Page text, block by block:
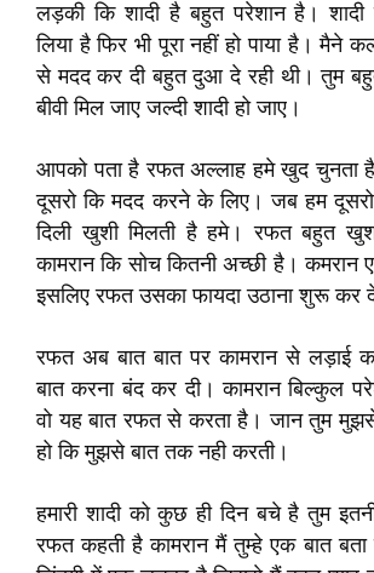
लड़की कि शादी है बहुत परेशान है।
लिया है फिर भी पूरा नहीं हो पाया है। मैने
से मदद कर दी बहुत दुआ दे रही थी। तुम
बीवी मिल जाए जल्दी शादी हो जाए।
आपको पता है रफत अल्लाह हमे खुद चुनता
दूसरो कि मदद करने के लिए। जब हम
दिली खुशी मिलती है हमे। रफत बहुत
कामरान कि सोच कितनी अच्छी है। कमरान
इसलिए रफत उसका फायदा उठाना शुरू कर
रफत अब बात बात पर कामरान से लड़ाई
बात करना बंद कर दी। कामरान बिल्कुल
वो यह बात रफत से करता है। जान तुम मुझसे
हो कि मुझसे बात तक नही करती।
हमारी शादी को कुछ ही दिन बचे है तुम
रफत कहती है कामरान मैं तुम्हे एक बात बता